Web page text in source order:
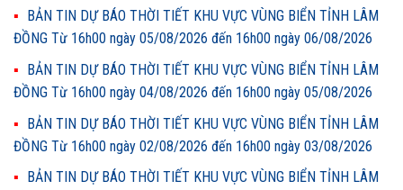
BẢN TIN DỰ BÁO THỜI TIẾT KHU VỰC VÙNG BIỂN TỈNH LÂM
ĐỒNG Từ 16h00 ngày 05/08/2026 đến 16h00 ngày 06/08/2026
BẢN TIN DỰ BÁO THỜI TIẾT KHU VỰC VÙNG BIỂN TỈNH LÂM
ĐỒNG Từ 16h00 ngày 04/08/2026 đến 16h00 ngày 05/08/2026
BẢN TIN DỰ BÁO THỜI TIẾT KHU VỰC VÙNG BIỂN TỈNH LÂM
ĐỒNG Từ 16h00 ngày 02/08/2026 đến 16h00 ngày 03/08/2026
BẢN TIN DỰ BÁO THỜI TIẾT KHU VỰC VÙNG BIỂN TỈNH LÂM